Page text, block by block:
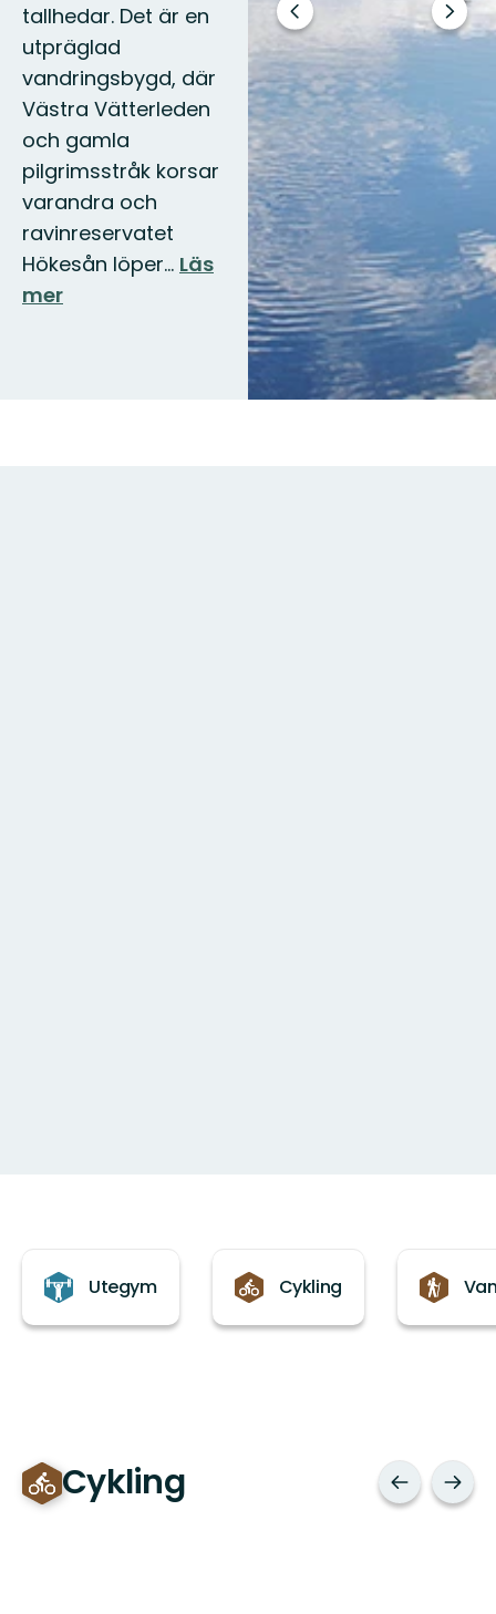
tallhedar. Det är en
utpräglad
vandringsbygd, där
Västra Vätterleden
och gamla
pilgrimsstråk korsar
varandra och
ravinreservatet
Hökesån löper… Läs
mer
Föregående
bild
Nästa
Utegym
Cykling
Cykling